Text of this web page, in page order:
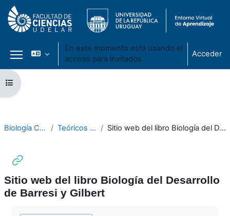
Salta al contenido principal
Panel lateral
En este momento está usando el
acceso para invitados
Acceder
Abrir índice del curso
Biología Celular 2021 Teóricos - Módulo III Sitio web del libro Biología del Desarrollo de Barresi y Gilbert
Sitio web del libro Biología del Desarrollo
de Barresi y Gilbert